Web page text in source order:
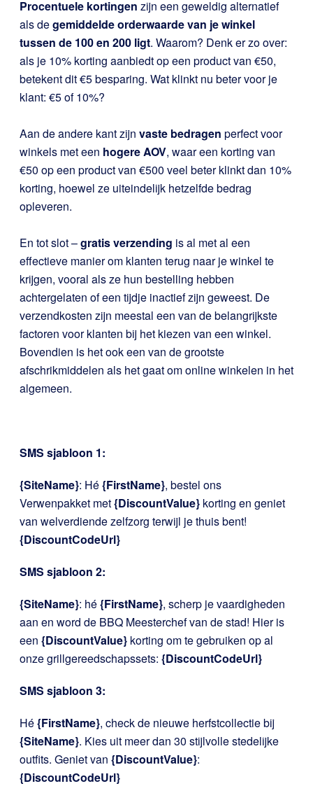
Procentuele kortingen zijn een geweldig alternatief
als degemiddelde orderwaarde van je winkel
tussen de 100 en 200 ligt. Waarom? Denk er zo over:
als je 10% korting aanbiedt op een product van €50,
betekent dit €5 besparing. Wat klinkt nu beter voor je
klant: €5 of 10%?
Aan de andere kant zijn vaste bedragen perfect voor
winkels met een hogere AOV, waar een korting van
€50 op een product van €500 veel beter klinkt dan 10%
korting, hoewel ze uiteindelijk hetzelfde bedrag
opleveren.
En tot slot –gratis verzending is al met al een
effectieve manier om klanten terug naar je winkel te
krijgen, vooral als ze hun bestelling hebben
achtergelaten of een tijdje inactief zijn geweest. De
verzendkosten zijn meestal een van de belangrijkste
factoren voor klanten bij het kiezen van een winkel.
Bovendien is het ook een van de grootste
afschrikmiddelen als het gaat om online winkelen in het
algemeen.
SMS sjabloon 1:
{SiteName}: Hé{FirstName}, bestel ons
Verwenpakket met{DiscountValue} korting en geniet
van welverdiende zelfzorg terwijl je thuis bent!
{DiscountCodeUrl}
SMS sjabloon 2:
{SiteName}: hé{FirstName}, scherp je vaardigheden
aan en word de BBQ Meesterchef van de stad! Hier is
een {DiscountValue} korting om te gebruiken op al
onze grillgereedschapssets: {DiscountCodeUrl}
SMS sjabloon 3:
Hé{FirstName}, check de nieuwe herfstcollectie bij
{SiteName}. Kies uit meer dan 30 stijlvolle stedelijke
outfits. Geniet van {DiscountValue}:
{DiscountCodeUrl}